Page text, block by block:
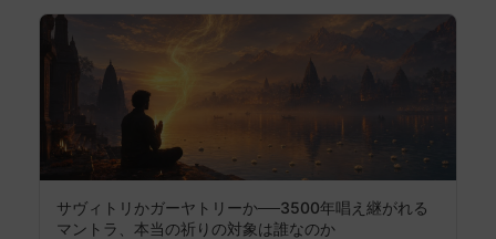
サヴィトリかガーヤトリーか──3500年唱え継がれる
マントラ、本当の祈りの対象は誰なのか